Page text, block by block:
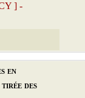
] -
en
des